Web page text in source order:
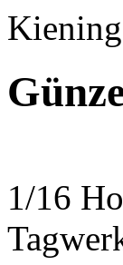
1/16